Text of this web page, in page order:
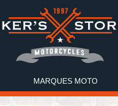
MARQUES MOTO